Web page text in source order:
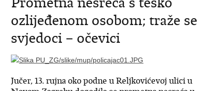
ozlijeđenom osobom; traže se
svjedoci – očevici
Jučer, 13. rujna oko podne u Reljkovićevoj ulici u